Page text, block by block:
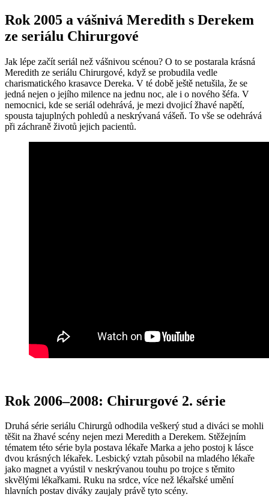
Rok 2005 a vášnivá Meredith s Derekem
ze seriálu Chirurgové
Jak lépe začít seriál než vášnivou scénou? O to se postarala krásná
Meredith ze seriálu Chirurgové, když se probudila vedle
charismatického krasavce Dereka. V té době ještě netušila, že se
jedná nejen o jejího milence na jednu noc, ale i o nového šéfa. V
nemocnici, kde se seriál odehrává, je mezi dvojicí žhavé napětí,
spousta tajuplných pohledů a neskrývaná vášeň. To vše se odehrává
při záchraně životů jejich pacientů.
Rok 2006–2008: Chirurgové 2. série
Druhá série seriálu Chirurgů odhodila veškerý stud a diváci se mohli
těšit na žhavé scény nejen mezi Meredith a Derekem. Stěžejním
tématem této série byla postava lékaře Marka a jeho postoj k lásce
dvou krásných lékařek. Lesbický vztah působil na mladého lékaře
jako magnet a vyústil v neskrývanou touhu po trojce s těmito
skvělými lékařkami. Ruku na srdce, více než lékařské umění
hlavních postav diváky zaujaly právě tyto scény.